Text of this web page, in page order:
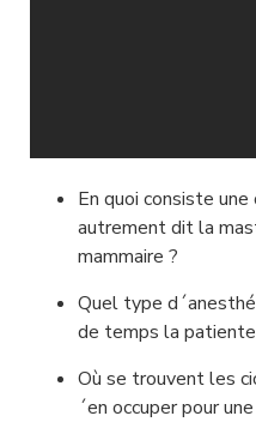
En quoi consiste
autrement dit la
mammaire ?
Quel type
de temps la
Où se trouvent les
´en occuper pour